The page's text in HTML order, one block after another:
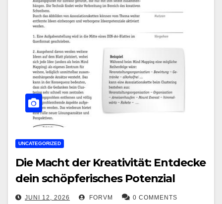
UNCATEGORIZED
Die Macht der Kreativität: Entdecke
dein schöpferisches Potenzial
JUNI 12, 2026 FORVM 0 COMMENTS